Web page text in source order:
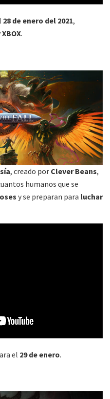
28 de enero del 2021,
XBOX.
, creado por Clever Beans,
humanos que se
y se preparan para luchar
el 29 de enero.